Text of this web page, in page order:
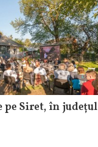
pe Siret, în județul